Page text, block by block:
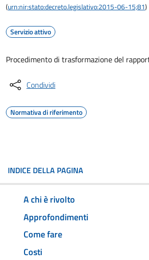
(urn:nir:stato:decreto.legislativo:2015-06-15;81)
Servizio attivo
Procedimento di trasformazione del
Condividi
Normativa di riferimento
INDICE DELLA PAGINA
A chi è rivolto
Approfondimenti
Come fare
Costi